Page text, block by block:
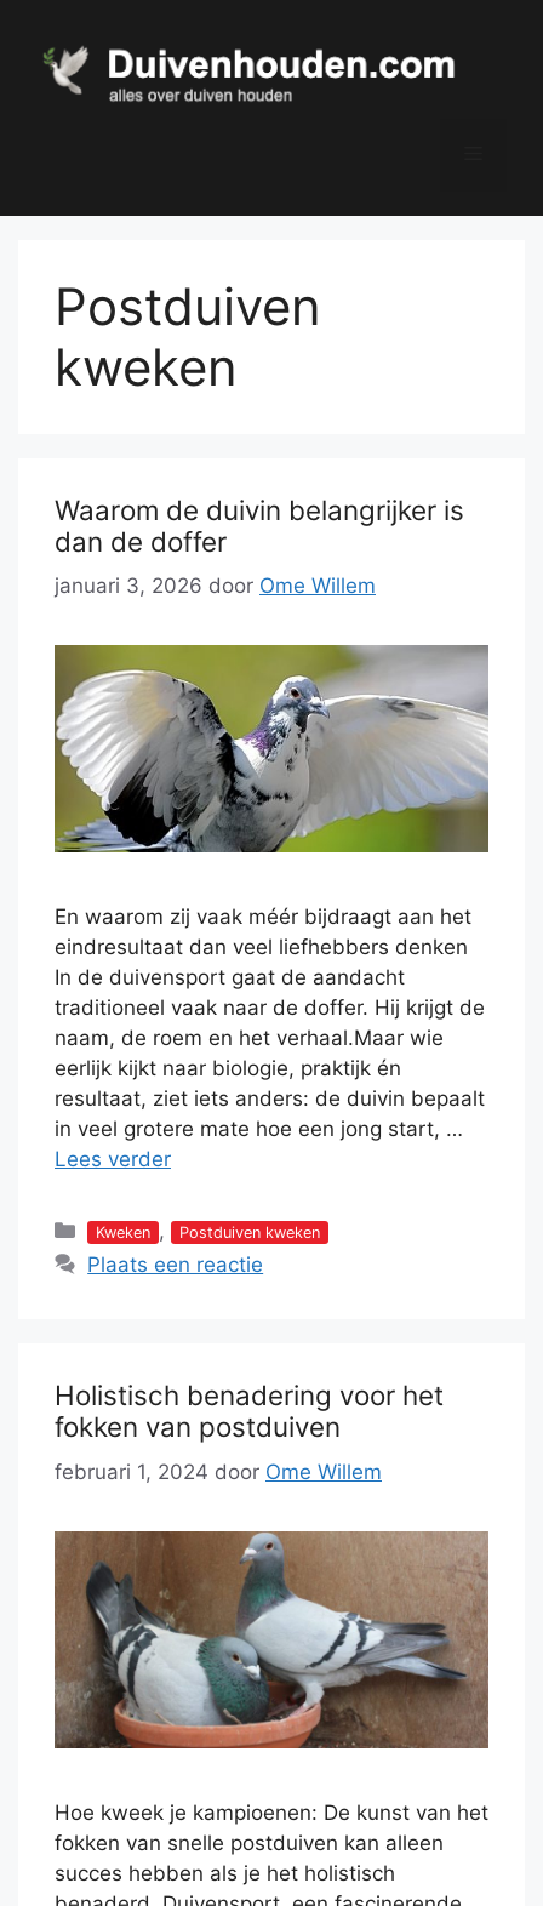
Postduiven
kweken
Waarom de duivin belangrijker is
dan de doffer
januari 3, 2026 door Ome Willem
En waarom zij vaak méér bijdraagt aan het
eindresultaat dan veel liefhebbers denken
In de duivensport gaat de aandacht
traditioneel vaak naar de doffer. Hij krijgt de
naam, de roem en het verhaal.Maar wie
eerlijk kijkt naar biologie, praktijk én
resultaat, ziet iets anders: de duivin bepaalt
in veel grotere mate hoe een jong start, …
Lees verder
Categorieën
Kweken , Postduiven kweken
Plaats een reactie
Holistisch benadering voor het
fokken van postduiven
februari 1, 2024 door Ome Willem
Hoe kweek je kampioenen: De kunst van het
fokken van snelle postduiven kan alleen
succes hebben als je het holistisch